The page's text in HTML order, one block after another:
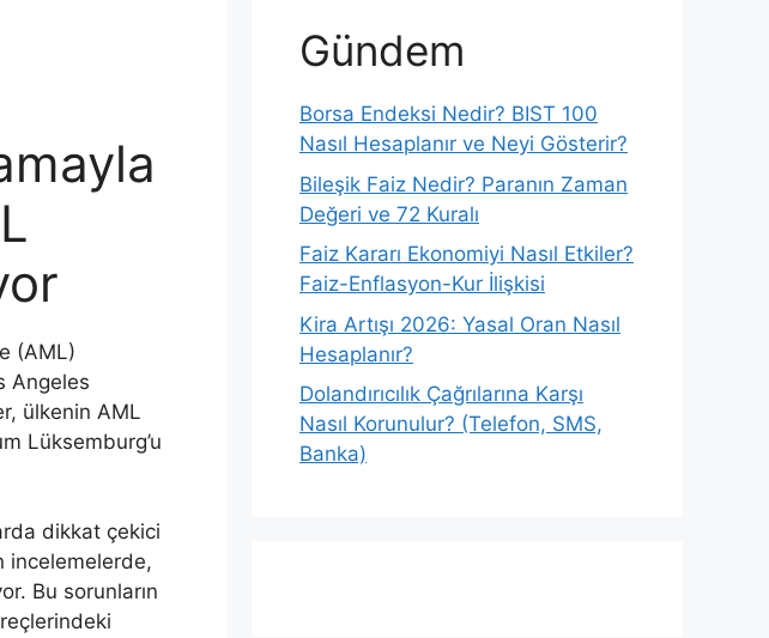
(AML)
Angeles
ülkenin AML
Lüksemburg’u
dikkat çekici
incelemelerde,
Bu sorunların
Gündem
Borsa Endeksi Nedir? BIST 100
Nasıl Hesaplanır ve Neyi Gösterir?
Bileşik Faiz Nedir? Paranın Zaman
Değeri ve 72 Kuralı
Faiz Kararı Ekonomiyi Nasıl Etkiler?
Faiz-Enflasyon-Kur İlişkisi
Kira Artışı 2026: Yasal Oran Nasıl
Hesaplanır?
Dolandırıcılık Çağrılarına Karşı
Nasıl Korunulur? (Telefon, SMS,
Banka)